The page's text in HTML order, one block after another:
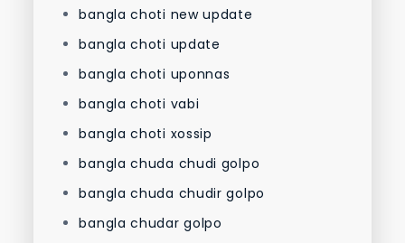
bangla choti new update
bangla choti update
bangla choti uponnas
bangla choti vabi
bangla choti xossip
bangla chuda chudi golpo
bangla chuda chudir golpo
bangla chudar golpo